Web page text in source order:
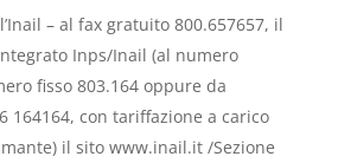
– al fax gratuito 800.657657, il
Inps/Inail (al numero
fisso 803.164 oppure da
164164, con tariffazione a carico
il sito www.inail.it /Sezione